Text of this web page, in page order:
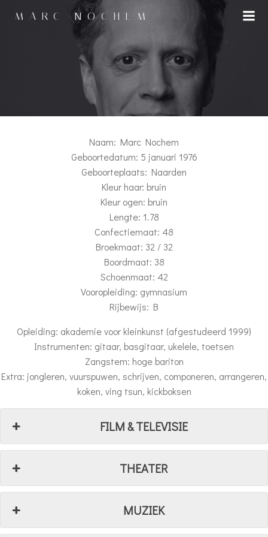
de
springen
MARC NOCHEM
Naam: Marc Nochem
Geboortedatum: 5 januari 1976
Geboorteplaats: Naarden
Kleur haar: bruin
Kleur ogen: bruin
Lengte: 1.78
Confectiemaat: 48
Broekmaat: 32 / 32
Boordmaat: 38
Schoenmaat: 42
Vooropleiding: gymnasium
Rijbewijs: B
Opleiding: akademie voor kleinkunst (afgestudeerd 1999)
Instrumenten: gitaar, basgitaar, ukelele, toetsen
Zangstem: hoge bariton
Extra: jongleren, vuurspuwen, schrijven, componeren, arrangeren,
koken, ving tsun, kickboksen
FILM & TELEVISIE
THEATER
MUZIEK